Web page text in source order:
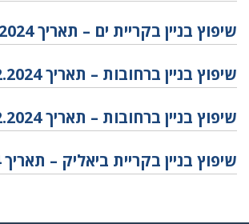
שיפוץ בניין בקריית ים – תאריך 10.03.2024
שיפוץ בניין ברחובות – תאריך 15.02.2024
שיפוץ בניין ברחובות – תאריך 12.02.2024
שיפוץ בניין בקריית ביאליק – תאריך 05.02.2024